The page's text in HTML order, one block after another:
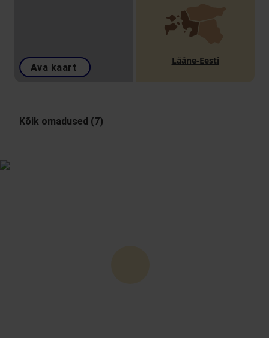
Ava kaart
Lääne-Eesti
Kõik omadused (7)